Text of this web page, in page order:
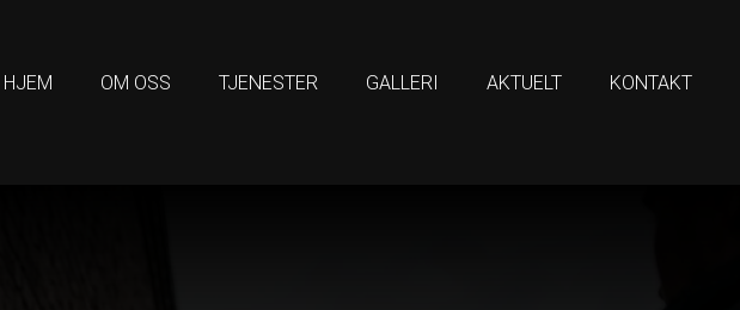
HJEM OM OSS TJENESTER GALLERI AKTUELT KONTAKT